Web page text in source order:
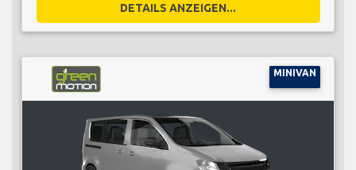
DETAILS ANZEIGEN...
MINIVAN